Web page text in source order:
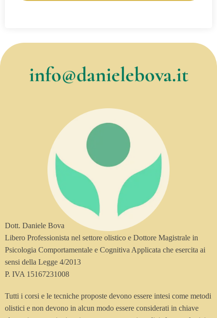
info@danielebova.it
Dott. Daniele Bova
Libero Professionista nel settore olistico e Dottore Magistrale in
Psicologia Comportamentale e Cognitiva Applicata che esercita ai
sensi della Legge 4/2013
P. IVA 15167231008
Tutti i corsi e le tecniche proposte devono essere intesi come metodi
olistici e non devono in alcun modo essere considerati in chiave